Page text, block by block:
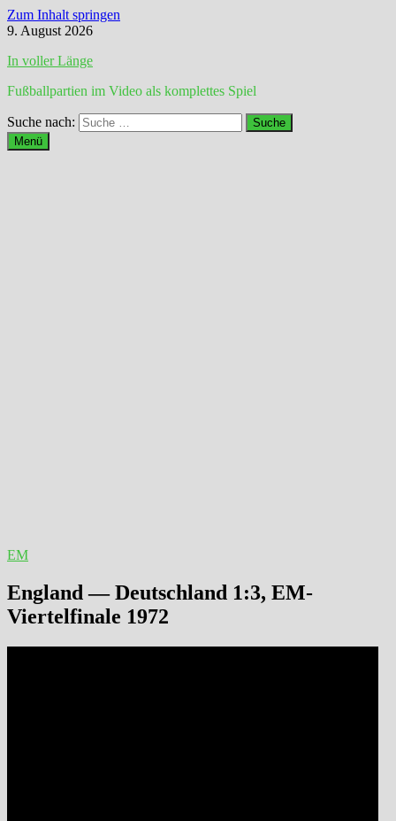
Zum Inhalt springen
9. August 2026
In voller Länge
Fußballpartien im Video als komplettes Spiel
Suche nach:
Menü
EM
England — Deutschland 1:3, EM-
Viertelfinale 1972